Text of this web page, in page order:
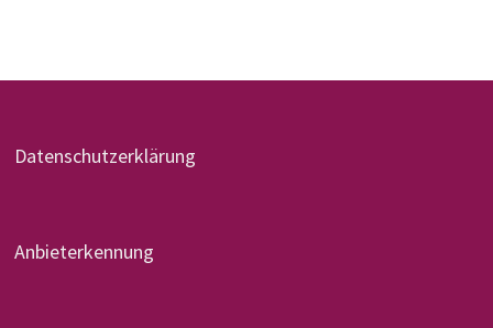
Datenschutzerklärung
Anbieterkennung